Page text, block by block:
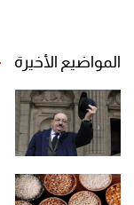
المواضيع الأخيرة